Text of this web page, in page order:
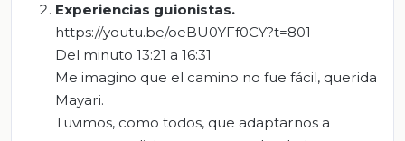
Experiencias guionistas.
https://youtu.be/oeBU0YFf0CY?t=801
Del minuto 13:21 a 16:31
Me imagino que el camino no fue fácil, querida
Mayari.
Tuvimos, como todos, que adaptarnos a